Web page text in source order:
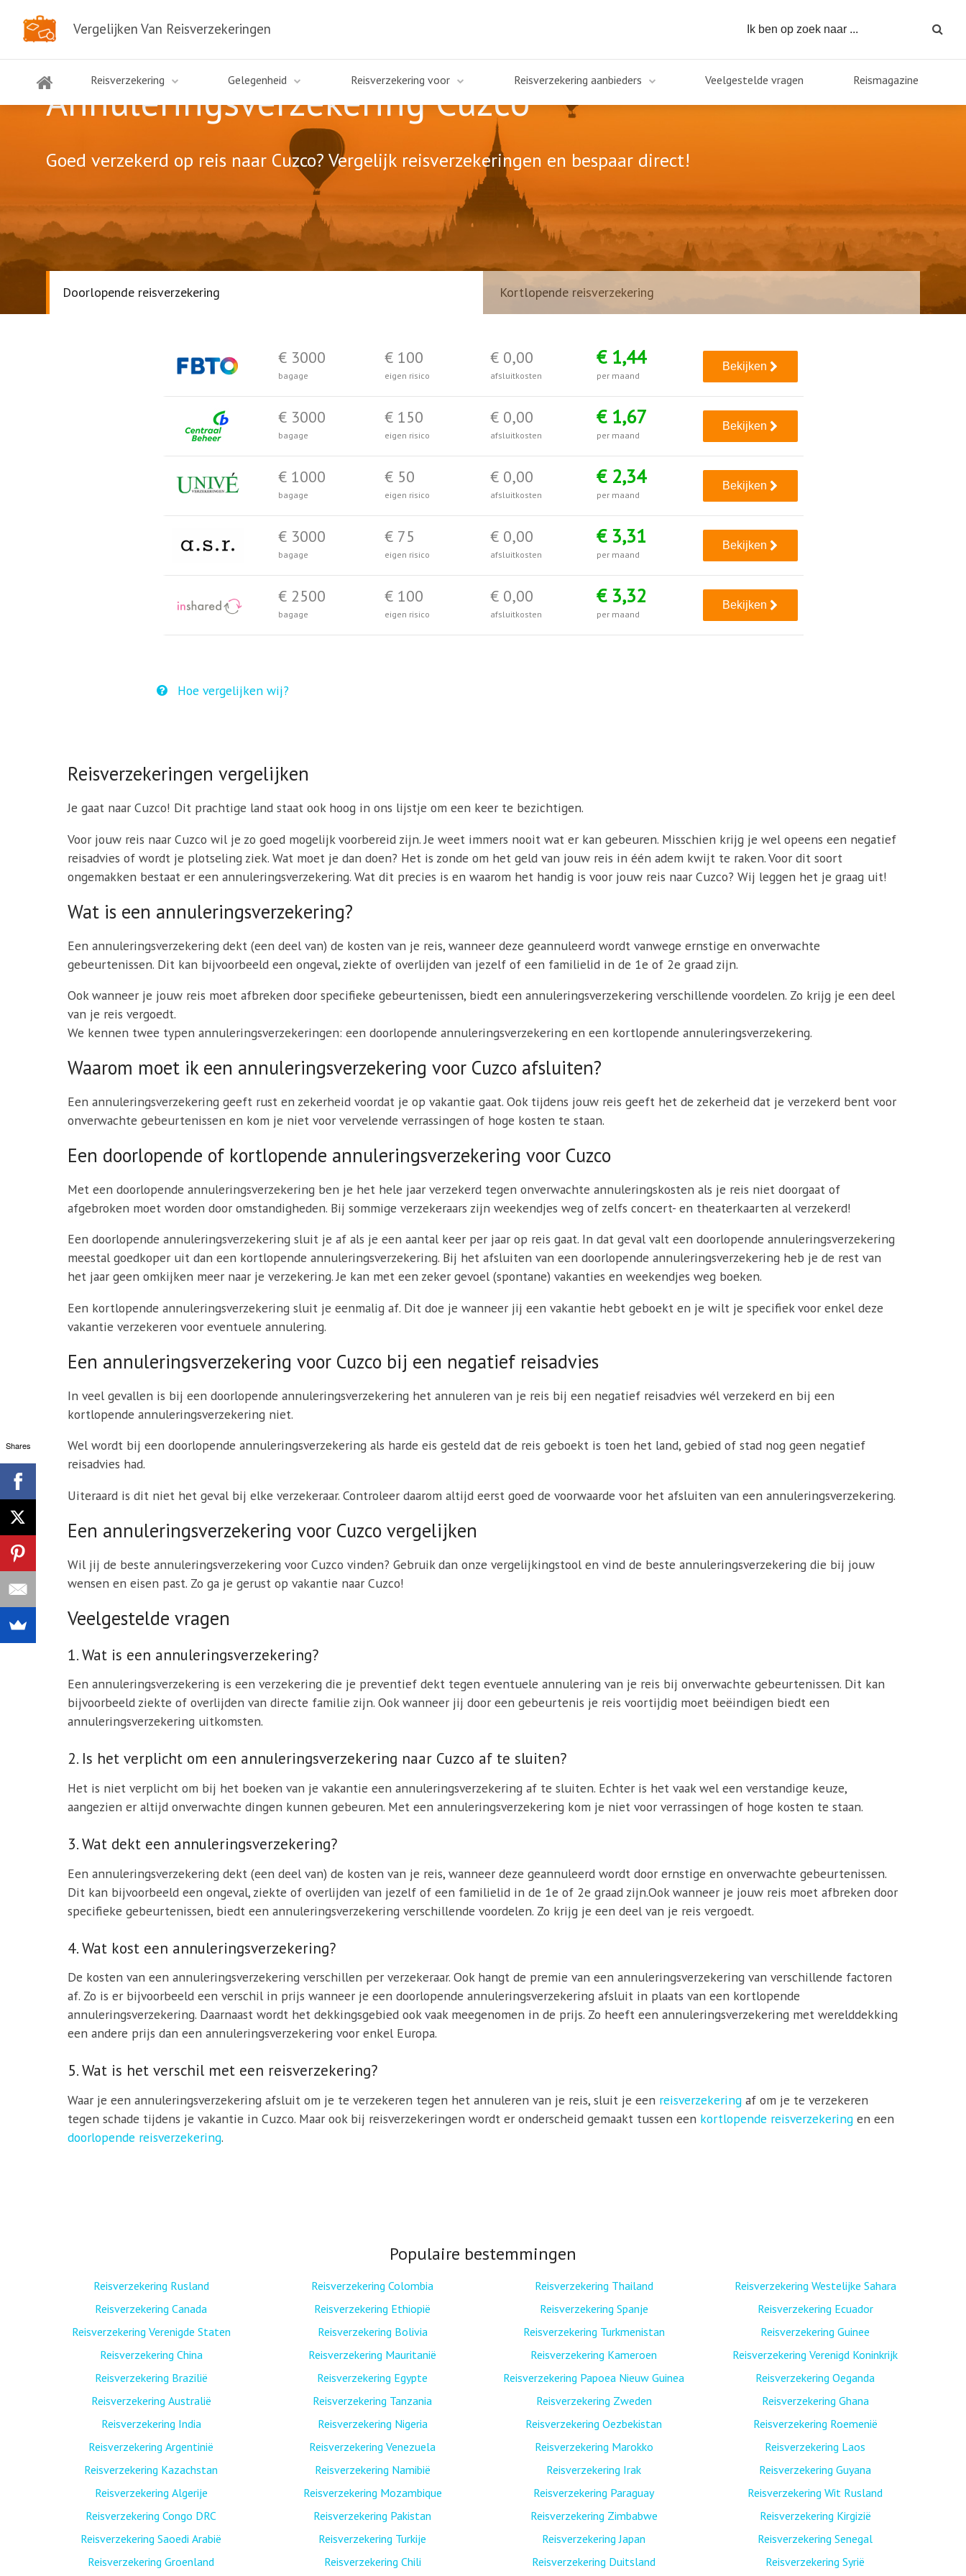
Vergelijken Van Reisverzekeringen
Reisverzekering Gelegenheid Reisverzekering voor Reisverzekering aanbieders Veelgestelde vragen Reismagazine
Annuleringsverzekering Cuzco
Goed verzekerd op reis naar Cuzco? Vergelijk reisverzekeringen en bespaar direct!
Doorlopende reisverzekering Kortlopende reisverzekering
€ 3000
bagage
€ 100
eigen risico
€ 0,00
afsluitkosten
€ 1,44
per maand
Bekijken
€ 3000
bagage
€ 150
eigen risico
€ 0,00
afsluitkosten
€ 1,67
per maand
Bekijken
€ 1000
bagage
€ 50
eigen risico
€ 0,00
afsluitkosten
€ 2,34
per maand
Bekijken
€ 3000
bagage
€ 75
eigen risico
€ 0,00
afsluitkosten
€ 3,31
per maand
Bekijken
€ 2500
bagage
€ 100
eigen risico
€ 0,00
afsluitkosten
€ 3,32
per maand
Bekijken
Hoe vergelijken wij?
Reisverzekeringen vergelijken
Je gaat naar Cuzco! Dit prachtige land staat ook hoog in ons lijstje om een keer te bezichtigen.
Voor jouw reis naar Cuzco wil je zo goed mogelijk voorbereid zijn. Je weet immers nooit wat er kan gebeuren. Misschien krijg je wel opeens een negatief
reisadvies of wordt je plotseling ziek. Wat moet je dan doen? Het is zonde om het geld van jouw reis in één adem kwijt te raken. Voor dit soort
ongemakken bestaat er een annuleringsverzekering. Wat dit precies is en waarom het handig is voor jouw reis naar Cuzco? Wij leggen het je graag uit!
Wat is een annuleringsverzekering?
Een annuleringsverzekering dekt (een deel van) de kosten van je reis, wanneer deze geannuleerd wordt vanwege ernstige en onverwachte
gebeurtenissen. Dit kan bijvoorbeeld een ongeval, ziekte of overlijden van jezelf of een familielid in de 1e of 2e graad zijn.
Ook wanneer je jouw reis moet afbreken door specifieke gebeurtenissen, biedt een annuleringsverzekering verschillende voordelen. Zo krijg je een deel
van je reis vergoedt.
We kennen twee typen annuleringsverzekeringen: een doorlopende annuleringsverzekering en een kortlopende annuleringsverzekering.
Waarom moet ik een annuleringsverzekering voor Cuzco afsluiten?
Een annuleringsverzekering geeft rust en zekerheid voordat je op vakantie gaat. Ook tijdens jouw reis geeft het de zekerheid dat je verzekerd bent voor
onverwachte gebeurtenissen en kom je niet voor vervelende verrassingen of hoge kosten te staan.
Een doorlopende of kortlopende annuleringsverzekering voor Cuzco
Met een doorlopende annuleringsverzekering ben je het hele jaar verzekerd tegen onverwachte annuleringskosten als je reis niet doorgaat of
afgebroken moet worden door omstandigheden. Bij sommige verzekeraars zijn weekendjes weg of zelfs concert- en theaterkaarten al verzekerd!
Een doorlopende annuleringsverzekering sluit je af als je een aantal keer per jaar op reis gaat. In dat geval valt een doorlopende annuleringsverzekering
meestal goedkoper uit dan een kortlopende annuleringsverzekering. Bij het afsluiten van een doorlopende annuleringsverzekering heb je de rest van
het jaar geen omkijken meer naar je verzekering. Je kan met een zeker gevoel (spontane) vakanties en weekendjes weg boeken.
Een kortlopende annuleringsverzekering sluit je eenmalig af. Dit doe je wanneer jij een vakantie hebt geboekt en je wilt je specifiek voor enkel deze
vakantie verzekeren voor eventuele annulering.
Een annuleringsverzekering voor Cuzco bij een negatief reisadvies
In veel gevallen is bij een doorlopende annuleringsverzekering het annuleren van je reis bij een negatief reisadvies wél verzekerd en bij een
kortlopende annuleringsverzekering niet.
Wel wordt bij een doorlopende annuleringsverzekering als harde eis gesteld dat de reis geboekt is toen het land, gebied of stad nog geen negatief
reisadvies had.
Uiteraard is dit niet het geval bij elke verzekeraar. Controleer daarom altijd eerst goed de voorwaarde voor het afsluiten van een annuleringsverzekering.
Een annuleringsverzekering voor Cuzco vergelijken
Wil jij de beste annuleringsverzekering voor Cuzco vinden? Gebruik dan onze vergelijkingstool en vind de beste annuleringsverzekering die bij jouw
wensen en eisen past. Zo ga je gerust op vakantie naar Cuzco!
Veelgestelde vragen
1. Wat is een annuleringsverzekering?
Een annuleringsverzekering is een verzekering die je preventief dekt tegen eventuele annulering van je reis bij onverwachte gebeurtenissen. Dit kan
bijvoorbeeld ziekte of overlijden van directe familie zijn. Ook wanneer jij door een gebeurtenis je reis voortijdig moet beëindigen biedt een
annuleringsverzekering uitkomsten.
2. Is het verplicht om een annuleringsverzekering naar Cuzco af te sluiten?
Het is niet verplicht om bij het boeken van je vakantie een annuleringsverzekering af te sluiten. Echter is het vaak wel een verstandige keuze,
aangezien er altijd onverwachte dingen kunnen gebeuren. Met een annuleringsverzekering kom je niet voor verrassingen of hoge kosten te staan.
3. Wat dekt een annuleringsverzekering?
Een annuleringsverzekering dekt (een deel van) de kosten van je reis, wanneer deze geannuleerd wordt door ernstige en onverwachte gebeurtenissen.
Dit kan bijvoorbeeld een ongeval, ziekte of overlijden van jezelf of een familielid in de 1e of 2e graad zijn.Ook wanneer je jouw reis moet afbreken door
specifieke gebeurtenissen, biedt een annuleringsverzekering verschillende voordelen. Zo krijg je een deel van je reis vergoedt.
4. Wat kost een annuleringsverzekering?
De kosten van een annuleringsverzekering verschillen per verzekeraar. Ook hangt de premie van een annuleringsverzekering van verschillende factoren
af. Zo is er bijvoorbeeld een verschil in prijs wanneer je een doorlopende annuleringsverzekering afsluit in plaats van een kortlopende
annuleringsverzekering. Daarnaast wordt het dekkingsgebied ook vaak meegenomen in de prijs. Zo heeft een annuleringsverzekering met werelddekking
een andere prijs dan een annuleringsverzekering voor enkel Europa.
5. Wat is het verschil met een reisverzekering?
Waar je een annuleringsverzekering afsluit om je te verzekeren tegen het annuleren van je reis, sluit je een reisverzekering af om je te verzekeren
tegen schade tijdens je vakantie in Cuzco. Maar ook bij reisverzekeringen wordt er onderscheid gemaakt tussen een kortlopende reisverzekering en een
doorlopende reisverzekering.
Populaire bestemmingen
Reisverzekering Rusland
Reisverzekering Canada
Reisverzekering Verenigde Staten
Reisverzekering China
Reisverzekering Brazilië
Reisverzekering Australië
Reisverzekering India
Reisverzekering Argentinië
Reisverzekering Kazachstan
Reisverzekering Algerije
Reisverzekering Congo DRC
Reisverzekering Saoedi Arabië
Reisverzekering Groenland
Reisverzekering Colombia
Reisverzekering Ethiopië
Reisverzekering Bolivia
Reisverzekering Mauritanië
Reisverzekering Egypte
Reisverzekering Tanzania
Reisverzekering Nigeria
Reisverzekering Venezuela
Reisverzekering Namibië
Reisverzekering Mozambique
Reisverzekering Pakistan
Reisverzekering Turkije
Reisverzekering Chili
Reisverzekering Thailand
Reisverzekering Spanje
Reisverzekering Turkmenistan
Reisverzekering Kameroen
Reisverzekering Papoea Nieuw Guinea
Reisverzekering Zweden
Reisverzekering Oezbekistan
Reisverzekering Marokko
Reisverzekering Irak
Reisverzekering Paraguay
Reisverzekering Zimbabwe
Reisverzekering Japan
Reisverzekering Duitsland
Reisverzekering Westelijke Sahara
Reisverzekering Ecuador
Reisverzekering Guinee
Reisverzekering Verenigd Koninkrijk
Reisverzekering Oeganda
Reisverzekering Ghana
Reisverzekering Roemenië
Reisverzekering Laos
Reisverzekering Guyana
Reisverzekering Wit Rusland
Reisverzekering Kirgizië
Reisverzekering Senegal
Reisverzekering Syrië
Shares